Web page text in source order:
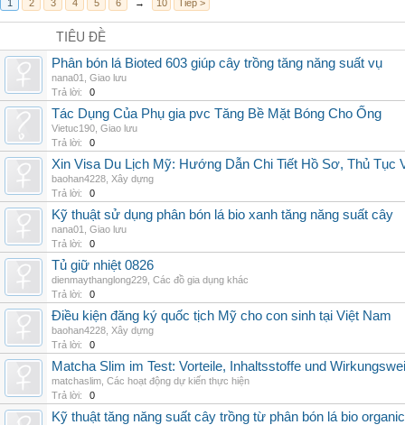
1 2 3 4 5 6 → 10 Tiếp >
TIÊU ĐỀ
Phân bón lá Bioted 603 giúp cây trồng tăng năng suất vụ
nana01
Giao lưu
Trả lời:
0
Tác Dụng Của Phụ gia pvc Tăng Bề Mặt Bóng Cho Ống
Vietuc190 Giao lưu
Trả lời:
0
Xin Visa Du Lịch Mỹ: Hướng Dẫn Chi Tiết Hồ Sơ, Thủ Tục
baohan4228 Xây dựng
Trả lời:
0
Kỹ thuật sử dụng phân bón lá bio xanh tăng năng suất cây
nana01
Giao lưu
Trả lời:
0
Tủ giữ nhiệt 0826
dienmaythanglong229 Các đồ gia dụng khác
Trả lời:
0
Điều kiện đăng ký quốc tịch Mỹ cho con sinh tại Việt Nam
baohan4228 Xây dựng
Trả lời:
0
Matcha Slim im Test: Vorteile, Inhaltsstoffe und
matchaslim Các hoạt động dự kiến thực hiện
Trả lời:
0
Kỹ thuật tăng năng suất cây trồng từ phân bón lá bio organic